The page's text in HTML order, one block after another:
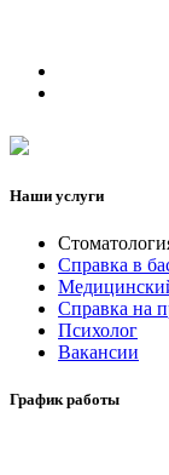
Наши услуги
Справка в
Справка на
Психолог
Вакансии
График работы